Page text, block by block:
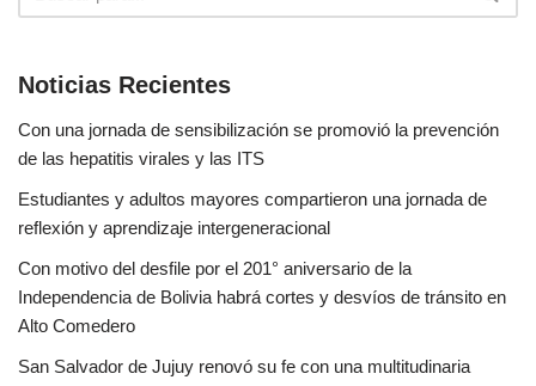
Noticias Recientes
Con una jornada de sensibilización se promovió la prevención
de las hepatitis virales y las ITS
Estudiantes y adultos mayores compartieron una jornada de
reflexión y aprendizaje intergeneracional
Con motivo del desfile por el 201° aniversario de la
Independencia de Bolivia habrá cortes y desvíos de tránsito en
Alto Comedero
San Salvador de Jujuy renovó su fe con una multitudinaria